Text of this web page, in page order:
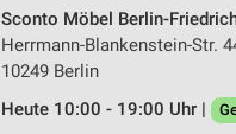
Sconto Möbel Berlin-
Herrmann-Blankenstein-Str.
10249 Berlin
Heute 10:00 - 19:00 Uhr |